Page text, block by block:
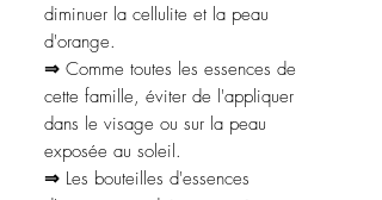
diminuer la cellulite et la peau
d'orange.
⇒ Comme toutes les essences de
cette famille, éviter de l'appliquer
dans le visage ou sur la peau
exposée au soleil.
⇒ Les bouteilles d'essences